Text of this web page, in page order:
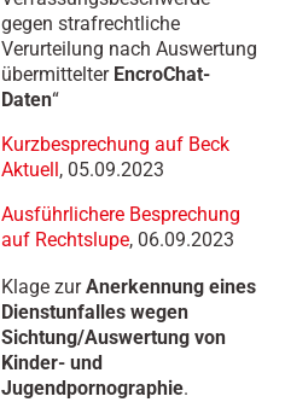
gegen strafrechtliche
Verurteilung nach Auswertung
übermittelter EncroChat-
Daten“
Kurzbesprechung auf Beck
Aktuell , 05.09.2023
Ausführlichere Besprechung
auf Rechtslupe, 06.09.2023
Klage zurAnerkennung eines
Dienstunfalles wegen
Sichtung/Auswertung von
Kinder- und
Jugendpornographie.